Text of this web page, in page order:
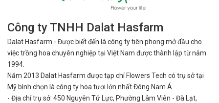
Công ty TNHH Dalat Hasfarm
Dalat Hasfarm - Được biết đến là công ty tiên phong mở đầu cho
việctrồng hoa chuyên nghiệp tại Việt Nam được thành lập từ năm
1994.
Năm 2013 Dalat Hasfarm được tạp chí Flowers Tech có trụ sở tại
Mỹ bình chọn là công ty hoa tươi lớn nhất Đông Nam Á.
- Địa chỉ trụ sở: 450 Nguyên Tử Lực, Phường Lâm Viên - Đà Lạt,